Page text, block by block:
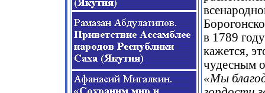
в 1789
кажется,
чудесным
«Мы